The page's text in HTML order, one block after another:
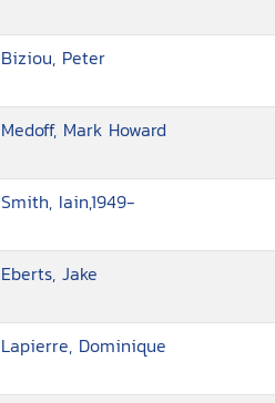
Biziou, Peter
Medoff, Mark Howard
Smith, Iain,1949-
Eberts, Jake
Lapierre, Dominique